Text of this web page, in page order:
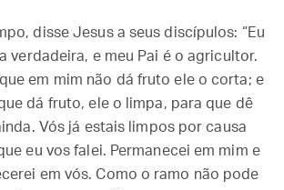
disse Jesus a seus discípulos: “Eu
verdadeira, e meu Pai é o agricultor.
que em mim não dá fruto ele o corta; e
dá fruto, ele o limpa, para que dê
Vós já estais limpos por causa
eu vos falei. Permanecei em mim e
em vós. Como o ramo não pode